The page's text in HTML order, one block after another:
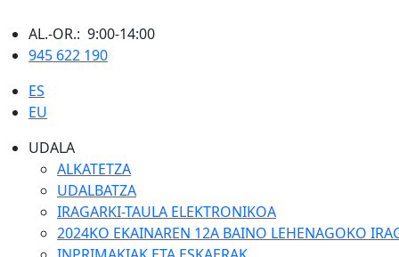
AL.-OR.: 9:00-14:00
945 622 190
ES
EU
UDALA
ALKATETZA
UDALBATZA
IRAGARKI-TAULA ELEKTRONIKOA
2024KO EKAINAREN 12A BAINO LEHENAGOKO